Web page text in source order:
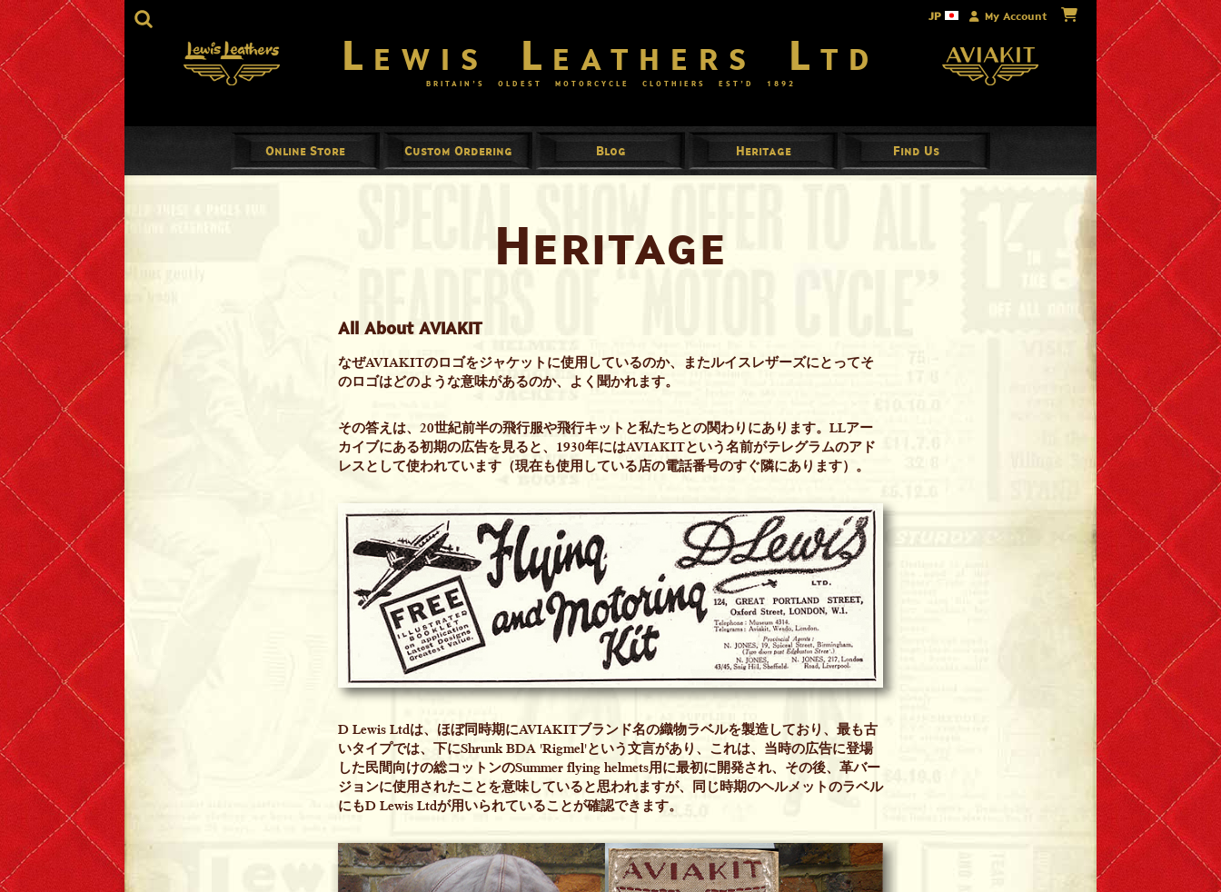
Lewis Leathers Ltd
BRITAIN’S OLDEST MOTORCYCLE CLOTHIERS EST’D 1892
JP My Account
Online Store
Jackets
The Leather Boys
Bags & Accessories
Badges & Patches
Custom Ordering Blog Heritage Find Us
Heritage
All About AVIAKIT
なぜAVIAKITのロゴをジャケットに使用しているのか、またルイスレザーズにとってそ
のロゴはどのような意味があるのか、よく聞かれます。
その答えは、20世紀前半の飛行服や飛行キットと私たちとの関わりにあります。LLアー
カイブにある初期の広告を見ると、1930年にはAVIAKITという名前がテレグラムのアド
レスとして使われています（現在も使用している店の電話番号のすぐ隣にあります）。
D Lewis Ltdは、ほぼ同時期にAVIAKITブランド名の織物ラベルを製造しており、最も古
いタイプでは、下にShrunk BDA 'Rigmel'という文言があり、これは、当時の広告に登場
した民間向けの総コットンのSummer flying helmets用に最初に開発され、その後、革バー
ジョンに使用されたことを意味していると思われますが、同じ時期のヘルメットのラベル
にもD Lewis Ltdが用いられていることが確認できます。